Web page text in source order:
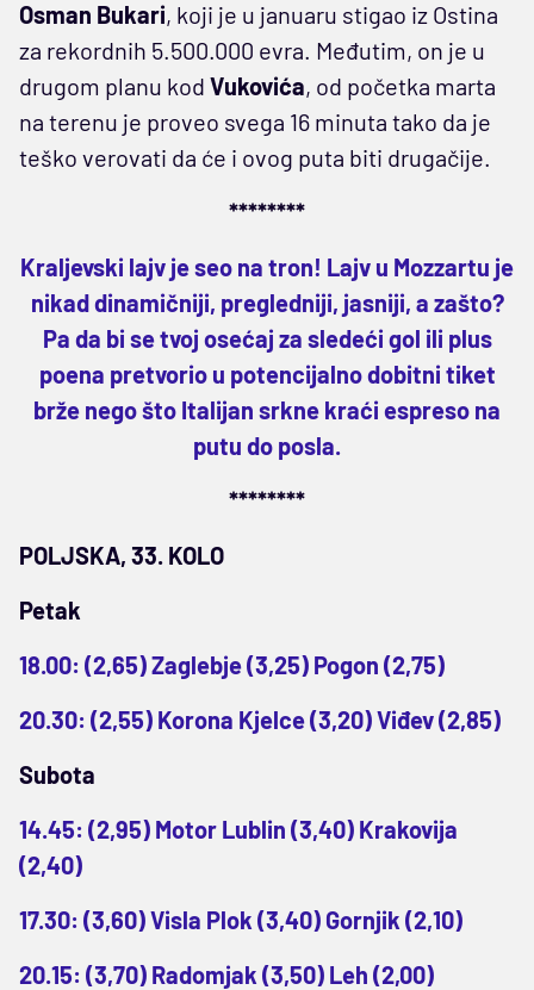
Osman Bukari, koji je u januaru stigao iz Ostina
za rekordnih 5.500.000 evra. Međutim, on je u
drugom planu kod Vukovića, od početka marta
na terenu je proveo svega 16 minuta tako da je
teško verovati da će i ovog puta biti drugačije.
********
Kraljevski lajv je seo na tron! Lajv u Mozzartu je
nikad dinamičniji, pregledniji, jasniji, a zašto?
Pa da bi se tvoj osećaj za sledeći gol ili plus
poena pretvorio u potencijalno dobitni tiket
brže nego što Italijan srkne kraći espreso na
putu do posla.
********
POLJSKA, 33. KOLO
Petak
18.00: (2,65) Zaglebje (3,25) Pogon (2,75)
20.30: (2,55) Korona Kjelce (3,20) Viđev (2,85)
Subota
14.45: (2,95) Motor Lublin (3,40) Krakovija
(2,40)
17.30: (3,60) Visla Plok (3,40) Gornjik (2,10)
20.15: (3,70) Radomjak (3,50) Leh (2,00)